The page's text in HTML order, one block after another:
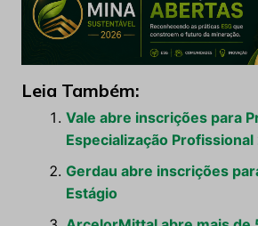
Leia Também:
Vale abre inscrições para
Especialização Profissional
Gerdau abre inscrições
Estágio